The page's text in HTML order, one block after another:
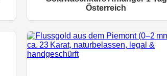
Österreich